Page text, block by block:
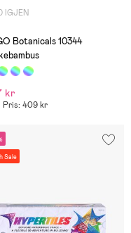
IGJEN
Botanicals 10344
kr
Pris: 409 kr
Sale